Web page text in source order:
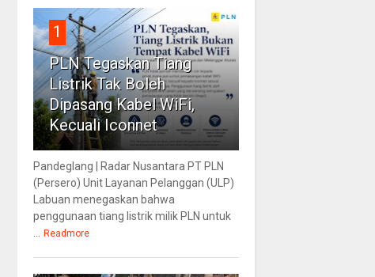
1
PLN Tegaskan Tiang
Listrik Tak Boleh
Dipasang Kabel WiFi,
Kecuali Iconnet
Pandeglang | Radar Nusantara PT PLN
(Persero) Unit Layanan Pelanggan (ULP)
Labuan menegaskan bahwa
penggunaan tiang listrik milik PLN untuk
Readmore